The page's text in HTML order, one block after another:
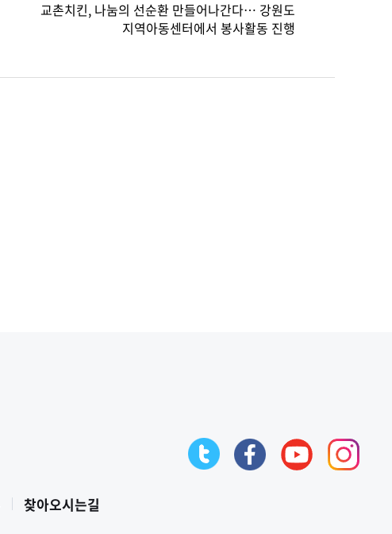
교촌치킨, 나눔의 선순환 만들어나간다… 강원도
지역아동센터에서 봉사활동 진행
찾아오시는길